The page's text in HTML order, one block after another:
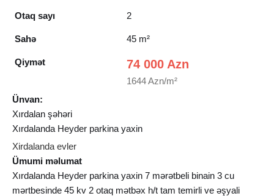
Otaq sayı 2
Sahə 45 m²
Qiymət 74 000 Azn
1644 Azn/m²
Ünvan:
Xırdalan şəhəri
Xırdalanda Heyder parkina yaxin
Xirdalanda evler
Ümumi məlumat
Xırdalanda Heyder parkina yaxin 7 mərətbeli binain 3 cu
mərtbesinde 45 kv 2 otaq mətbəx h/t tam temirli ve əşyali